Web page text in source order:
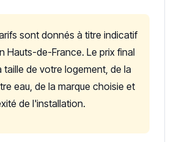
sont donnés à titre indicatif
Hauts-de-France. Le prix final
taille de votre logement, de la
eau, de la marque choisie et
de l'installation.